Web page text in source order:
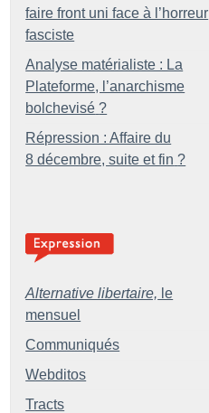
faire front uni face à l’horreur
fasciste
Analyse matérialiste : La
Plateforme, l’anarchisme
bolchevisé ?
Répression : Affaire du
8 décembre, suite et fin ?
Alternative libertaire, le
mensuel
Communiqués
Webditos
Tracts